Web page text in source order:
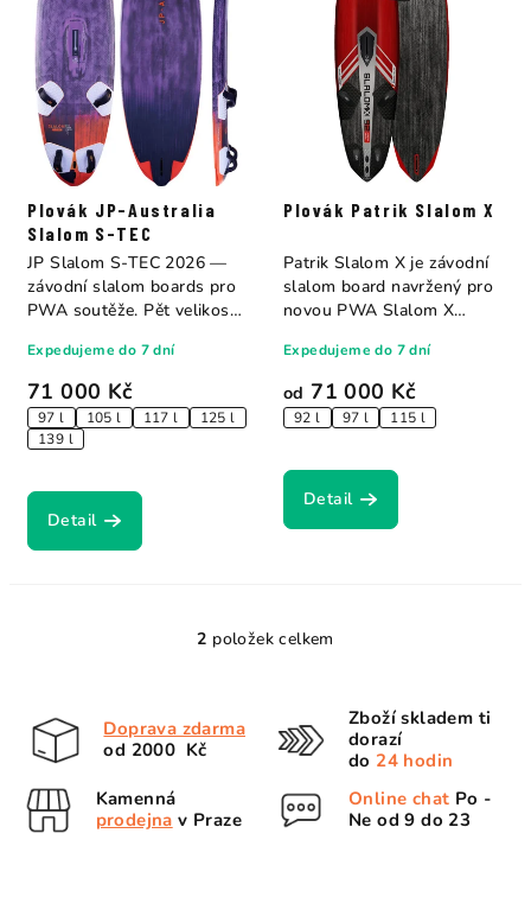
Plovák JP-Australia
Slalom S-TEC
71 000 Kč
97 l 105 l 117 l
125 l
139 l
Expedujeme do 7 dní
Detail
JP Slalom S-TEC 2026 —
závodní slalom boards pro
PWA soutěže. Pět velikostí
Plovák Patrik Slalom X
od 71 000 Kč
92 l 97 l 115 l
Expedujeme do 7 dní
Detail
Patrik Slalom X je závodní
slalom board navržený pro
novou PWA Slalom X
O
2 položek celkem
Doprava zdarma
od 2000 Kč
Zboží skladem ti
dorazí
do 24 hodin
Kamenná
prodejna v Praze
Online chat Po -
Ne od 9 do 23